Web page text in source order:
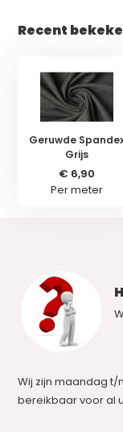
Recent
Geruwde
Grijs
€ 6,90
Per meter
Wij zijn maandag t/
bereikbaar voor al